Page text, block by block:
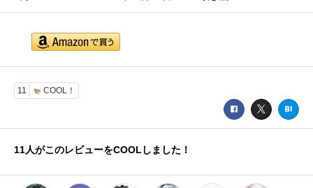
11 COOL！
11人がこのレビューをCOOLしました！